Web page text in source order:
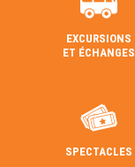
EXCURSIONS
ET ÉCHANGES
SPECTACLES